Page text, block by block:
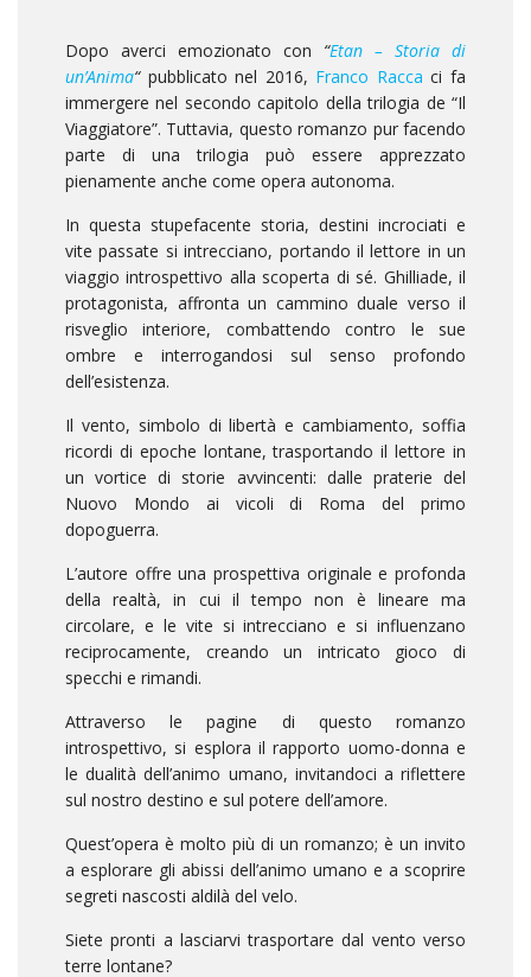
Dopo averci emozionato con “Etan – Storia di
un’Anima“pubblicato nel 2016, Franco Racca ci fa
immergere nel secondo capitolo della trilogia de “Il
Viaggiatore”. Tuttavia, questo romanzo pur facendo
parte di una trilogia può essere apprezzato
pienamente anche come opera autonoma.
In questa stupefacente storia, destini incrociati e
vite passate si intrecciano, portando il lettore in un
viaggio introspettivo alla scoperta di sé. Ghilliade, il
protagonista, affronta un cammino duale verso il
risveglio interiore, combattendo contro le sue
ombre e interrogandosi sul senso profondo
dell’esistenza.
Il vento, simbolo di libertà e cambiamento, soffia
ricordi di epoche lontane, trasportando il lettore in
un vortice di storie avvincenti: dalle praterie del
Nuovo Mondo ai vicoli di Roma del primo
dopoguerra.
L’autore offre una prospettiva originale e profonda
della realtà, in cui il tempo non è lineare ma
circolare, e le vite si intrecciano e si influenzano
reciprocamente, creando un intricato gioco di
specchi e rimandi.
Attraverso le pagine di questo romanzo
introspettivo, si esplora il rapporto uomo-donna e
le dualità dell’animo umano, invitandoci a riflettere
sul nostro destino e sul potere dell’amore.
Quest’opera è molto più di un romanzo; è un invito
a esplorare gli abissi dell’animo umano e a scoprire
segreti nascosti aldilà del velo.
Siete pronti a lasciarvi trasportare dal vento verso
terre lontane?